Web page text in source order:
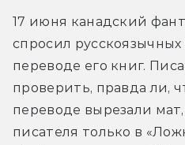
17 июня канадский
спросил
переводе его книг.
проверить, правда ли,
переводе вырезали
писателя только в